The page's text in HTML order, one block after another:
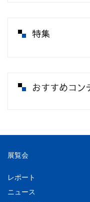
特集
おすすめコン
展覧会
レポート
ニュース